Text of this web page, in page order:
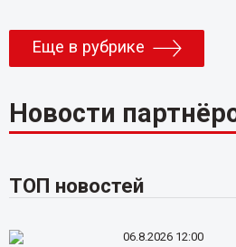
Еще в рубрике
Новости
ТОП новостей
06.8.2026 12:00